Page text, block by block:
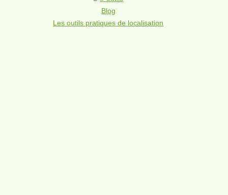
Blog
Les outils pratiques de localisation